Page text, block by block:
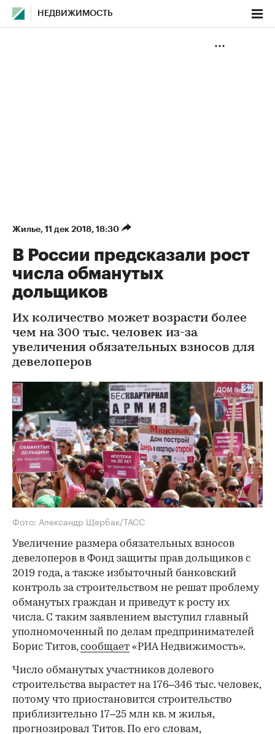
НЕДВИЖИМОСТЬ
Жилье⁠, 11 дек 2018, 18:30
В России предсказали рост
числа обманутых
дольщиков
Их количество может возрасти более
чем на 300 тыс. человек из-за
увеличения обязательных взносов для
девелоперов
Фото: Александр Щербак/ТАСС
Увеличение размера обязательных взносов
девелоперов в Фонд защиты прав дольщиков с
2019 года, а также избыточный банковский
контроль за строительством не решат проблему
обманутых граждан и приведут к росту их
числа. С таким заявлением выступил главный
уполномоченный по делам предпринимателей
Борис Титов,сообщает «РИА Недвижимость».
Число обманутых участников долевого
строительства вырастет на 176–346 тыс. человек,
потому что приостановится строительство
приблизительно 17–25 млн кв. м жилья,
прогнозировал Титов. По его словам,